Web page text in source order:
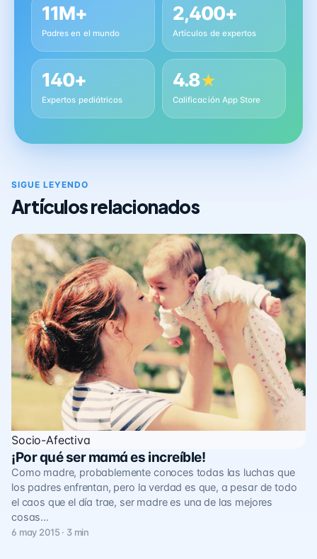
11M+
Padres en el mundo
2,400+
Artículos de expertos
140+
Expertos pediátricos
4.8★
Calificación App Store
SIGUE LEYENDO
Artículos relacionados
Socio-Afectiva
¡Por qué ser mamá es increíble!
Como madre, probablemente conoces todas las luchas que
los padres enfrentan, pero la verdad es que, a pesar de todo
el caos que el día trae, ser madre es una de las mejores
cosas…
6 may 2015 · 3 min